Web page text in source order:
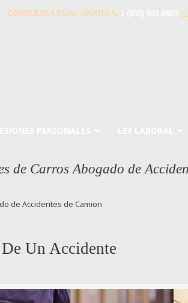
CONSULTA LEGAL GRATIS
de Carros Abogado de
de Accidentes de Camion
De Un Accidente